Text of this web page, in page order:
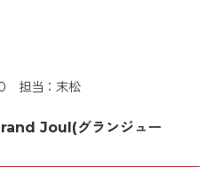
担当：末松
Joul(グランジュー